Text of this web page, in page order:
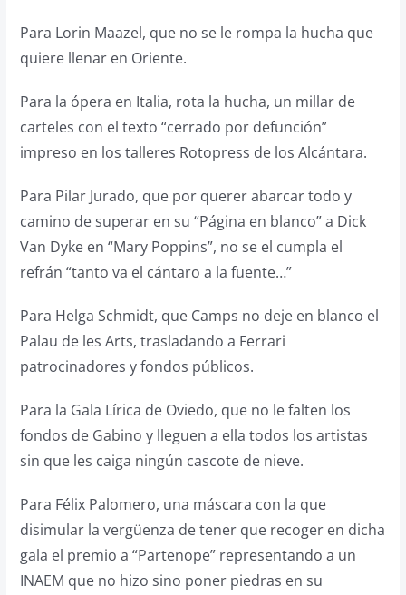
Para Lorin Maazel, que no se le rompa la hucha que
quiere llenar en Oriente.
Para la ópera en Italia, rota la hucha, un millar de
carteles con el texto “cerrado por defunción”
impreso en los talleres Rotopress de los Alcántara.
Para Pilar Jurado, que por querer abarcar todo y
camino de superar en su “Página en blanco” a Dick
Van Dyke en “Mary Poppins”, no se el cumpla el
refrán “tanto va el cántaro a la fuente…”
Para Helga Schmidt, que Camps no deje en blanco el
Palau de les Arts, trasladando a Ferrari
patrocinadores y fondos públicos.
Para la Gala Lírica de Oviedo, que no le falten los
fondos de Gabino y lleguen a ella todos los artistas
sin que les caiga ningún cascote de nieve.
Para Félix Palomero, una máscara con la que
disimular la vergüenza de tener que recoger en dicha
gala el premio a “Partenope” representando a un
INAEM que no hizo sino poner piedras en su